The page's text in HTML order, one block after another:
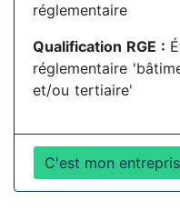
réglementaire
Qualification RGE :
réglementaire
et/ou tertiaire'
C'est mon